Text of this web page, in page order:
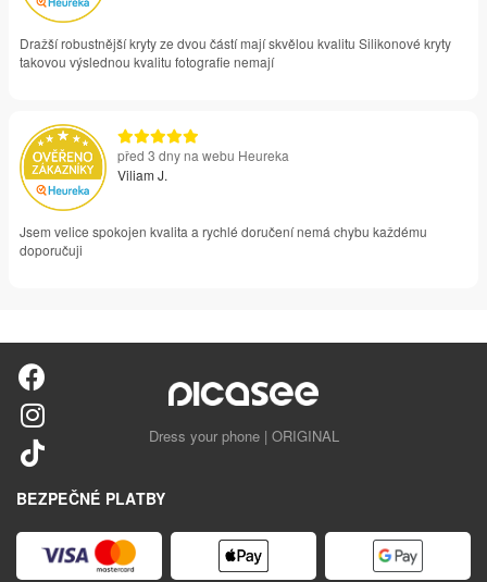
Dražší robustnější kryty ze dvou částí mají skvělou kvalitu Silikonové kryty
takovou výslednou kvalitu fotografie nemají
před 3 dny na webu Heureka
Viliam J.
Jsem velice spokojen kvalita a rychlé doručení nemá chybu každému
doporučuji
Dress your phone | ORIGINAL
BEZPEČNÉ PLATBY